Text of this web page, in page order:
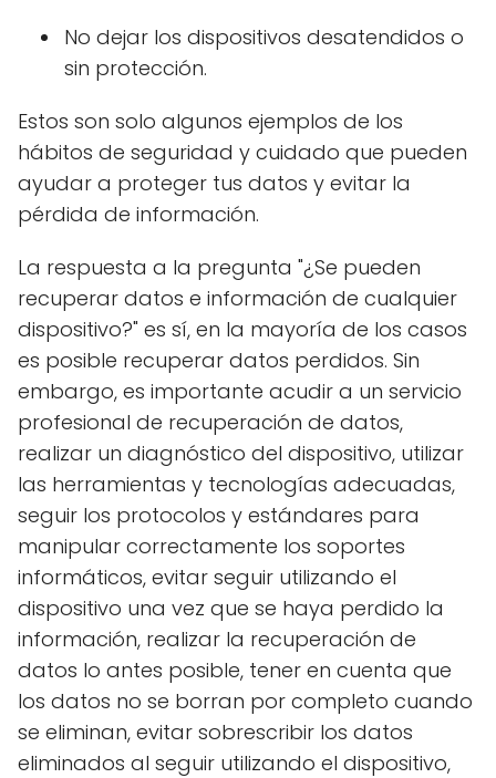
No dejar los dispositivos desatendidos o
sin protección.
Estos son solo algunos ejemplos de los
hábitos de seguridad y cuidado que pueden
ayudar a proteger tus datos y evitar la
pérdida de información.
La respuesta a la pregunta "¿Se pueden
recuperar datos e información de cualquier
dispositivo?" es sí, en la mayoría de los casos
es posible recuperar datos perdidos. Sin
embargo, es importante acudir a un servicio
profesional de recuperación de datos,
realizar un diagnóstico del dispositivo, utilizar
las herramientas y tecnologías adecuadas,
seguir los protocolos y estándares para
manipular correctamente los soportes
informáticos, evitar seguir utilizando el
dispositivo una vez que se haya perdido la
información, realizar la recuperación de
datos lo antes posible, tener en cuenta que
los datos no se borran por completo cuando
se eliminan, evitar sobrescribir los datos
eliminados al seguir utilizando el dispositivo,